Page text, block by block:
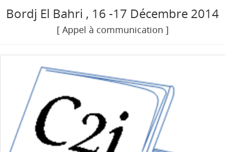
Bordj El Bahri , 16 -17 Décembre 2014
[ Appel à communication ]